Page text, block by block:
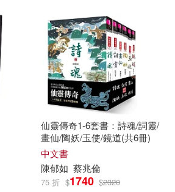
林世仁(4)
蔡宜容(4)
許榮哲(4)
小兵(15)
字畝文化(4)
聚光文創(4)
常常生活文創(2)
仙靈傳奇1-6套書：詩魂/詞靈/
畫仙/陶妖/玉使/鏡道(共6冊)
中文書
陳郁如 蔡兆倫
75 折 $1740 $2320